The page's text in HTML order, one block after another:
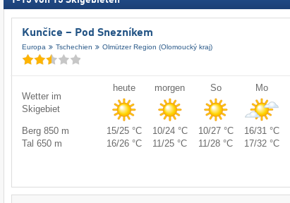
Kunčice – Pod Snezníkem
Europa Tschechien Olmützer Region (Olomoucký kraj)
Wetter im
Skigebiet
heute morgen So Mo
Berg 850 m 15/25 °C 10/24 °C 10/27 °C 16/31 °C
Tal 650 m
16/26 °C 11/25 °C 11/28 °C 17/32 °C